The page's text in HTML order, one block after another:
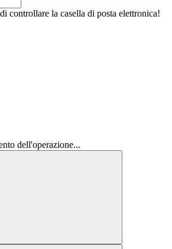
controllare la casella di posta elettronica!
dell'operazione...